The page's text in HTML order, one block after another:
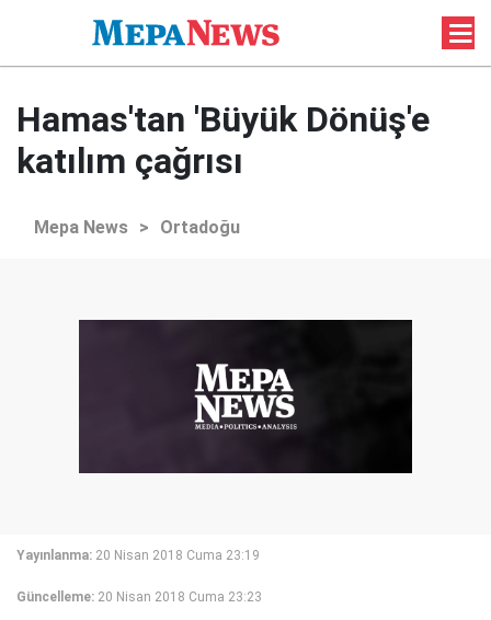
Hamas'tan 'Büyük Dönüş'e
katılım çağrısı
Mepa News > Ortadoğu
Yayınlanma: 20 Nisan 2018 Cuma 23:19
Güncelleme: 20 Nisan 2018 Cuma 23:23